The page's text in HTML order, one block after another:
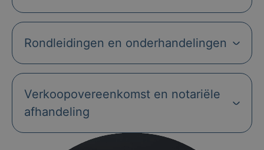
Rondleidingen en onderhandelingen
Verkoopovereenkomst en notariële
afhandeling